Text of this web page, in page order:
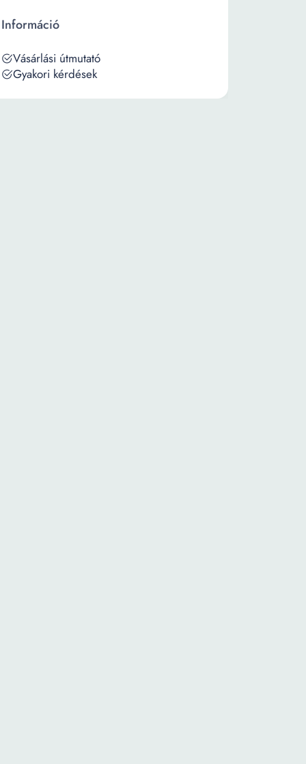
Információ
Vásárlási útmutató
Gyakori kérdések